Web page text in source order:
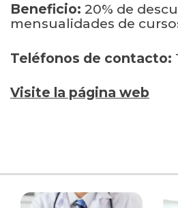
Beneficio: 20% de
mensualidades de
Teléfonos de contacto:
Visite la página web